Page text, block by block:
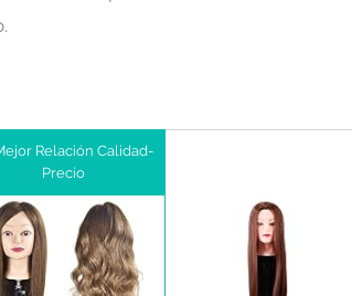
Relación Calidad-
Precio